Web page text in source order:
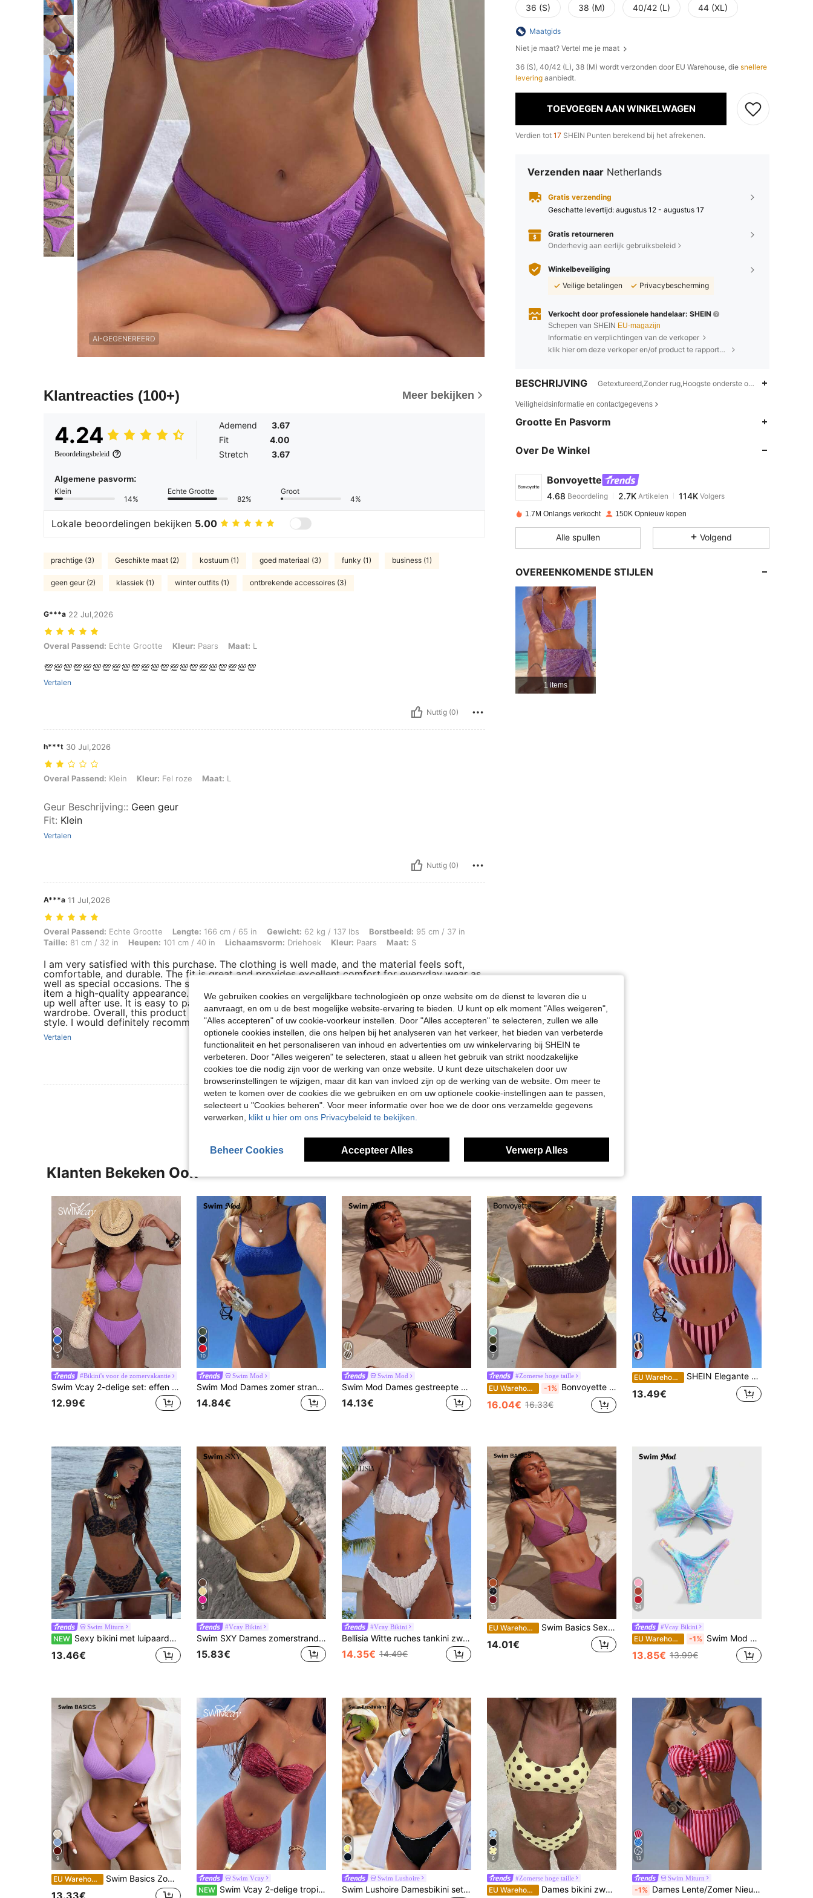
AI-GEGENEREERD
Klantreacties (100+) Meer bekijken
4.24
Beoordelingsbeleid
Ademend
3.67
Fit
4.00
Stretch
3.67
Algemene pasvorm:
Klein
14%
Echte Grootte
82%
Groot
4%
Lokale beoordelingen bekijken 5.00
prachtige (3) Geschikte maat (2) kostuum (1) goed materiaal (3) funky (1) business (1)
geen geur (2) klassiek (1) winter outfits (1) ontbrekende accessoires (3)
G***a 22 Jul,2026
Overal Passend: Echte Grootte, Kleur: Paars, Maat: L
Overal Passend: Echte Grootte Kleur: Paars Maat: L
💯💯💯💯💯💯💯💯💯💯💯💯💯💯💯💯💯💯💯💯💯💯
Vertalen
Nuttig (0)
h***t 30 Jul,2026
Overal Passend: Klein, Kleur: Fel roze, Maat: L
Overal Passend: Klein Kleur: Fel roze Maat: L
Geur Beschrijving:: Geen geur
Fit: Klein
Vertalen
Nuttig (0)
A***a 11 Jul,2026
Overal Passend: Echte Grootte, Lengte: 166 cm / 65 in, Gewicht: 62 kg / 137 lbs, Borstbeeld: 95 cm / 37 in, Taille: 81 cm / 32 in, Heupen: 101 cm / 40 in, Lichaamsvorm: Driehoek, Kleur: Paars, Maat: S
Overal Passend: Echte Grootte Lengte: 166 cm / 65 in Gewicht: 62 kg / 137 lbs Borstbeeld: 95 cm / 37 in
Taille: 81 cm / 32 in Heupen: 101 cm / 40 in Lichaamsvorm: Driehoek Kleur: Paars Maat: S
I am very satisfied with this purchase. The clothing is well made, and the material feels soft,
comfortable, and durable. The fit is great and provides excellent comfort for everyday wear as
well as special occasions. The stitching and overall craftsmanship are impressive, giving the
item a high-quality appearance. The color matches the photos perfectly, and the fabric holds
up well after use. It is easy to pair with different outfits, making it a versatile addition to any
wardrobe. Overall, this product exceeded my expectations in terms of quality, comfort, and
style. I would definitely recommend it to anyone looking for reliable and stylish clothing.
Vertalen
Nuttig (2)
Meer Beoordelingen Bekijken
36 (S) 38 (M) 40/42 (L) 44 (XL)
Maatgids
Niet je maat? Vertel me je maat
​36 (S), 40/42 (L), 38 (M) wordt verzonden door EU Warehouse, die snellere
levering aanbiedt.
TOEVOEGEN AAN WINKELWAGEN
Verdien tot 17 SHEIN Punten berekend bij het afrekenen.
Verzenden naar Netherlands
Gratis verzending
Geschatte levertijd: augustus 12 - augustus 17
Gratis retourneren
Onderhevig aan eerlijk gebruiksbeleid
Winkelbeveiliging
Veilige betalingen
Privacybescherming
Verkocht door professionele handelaar: SHEIN
Schepen van SHEIN EU-magazijn
Informatie en verplichtingen van de verkoper
klik hier om deze verkoper en/of product te rapporteren.
BESCHRIJVING Getextureerd,Zonder rug,Hoogste onderste omtrekpositie,Volle
Veiligheidsinformatie en contactgegevens
Grootte En Pasvorm
Over De Winkel
Bonvoyette
4.68
4.68 Beoordeling 2.7KArtikelen
m***lbetaalde1 dag geleden
4.68
4.68
4.68
1.7M Onlangs verkocht 150K Opnieuw kopen
Alle spullen Volgend
OVEREENKOMENDE STIJLEN
1 items
Klanten Bekeken Ook
5
#Bikini's voor de zomervakantie
Swim Vcay 2-delige set: effen bikinitop met spaghettibandjes, open voorkant en ronde decoratie, en een bikinibroekje met lage taille en driehoekige vorm, elegante badkleding set voor dames in vakantiestijl.
12.99€
10
Swim Mod
Swim Mod Dames zomer strand bikini set bestaande uit een effen kleur met spaghettibandjes en een driehoekig bikinibroekje.
14.84€
Swim Mod
Swim Mod Dames gestreepte gebreide jacquard stof fijne schouderband knoop casual vakantie schattige bikini set
14.13€
7
#Zomerse hoge taille
EU Warehouse -1% Bonvoyette Dames Lente/Zomer Bruine Gebreide Jacquard Bikini Set met Eén Schouder, Schelpvormige Golfrand en Metalen Decoratie, Elegant en Modieus
16.04€ 16.33€
EU Warehouse SHEIN Elegante vakantie bohemian roze gestreepte bikini set met verstelbare bandjes en V-hals 2-delige sets voor dames Alt 2580198 bikini's
13.49€
Swim Miturn
NEW Sexy bikini met luipaardprint en dikke schouderbandjes voor dames, 2-delige set, geschikt voor eilandvakantie en fotografie
13.46€
9
#Vcay Bikini
Swim SXY Dames zomerstrand effen kleur halternek strik sexy mode bikini tweedelig badpak set
15.83€
#Vcay Bikini
Bellisia Witte ruches tankini zwemkleding voor dames, zachte meisjesachtige bikini met spaghettibandjes, thermische zwemkleding voor strandvakantie in de lente
14.35€ 14.49€
13
EU Warehouse Swim Basics Sexy bikini set voor dames met metalen details, bestaande uit een bikinitopje en een bikinibroekje met plooien, perfect voor strand en vakantie.
14.01€
24
#Vcay Bikini
EU Warehouse -1% Swim Mod Visschubben print knoop voorkant zwemtop en zwembroek bikiniset zomerstrand
13.85€ 13.99€
9
EU Warehouse Swim Basics Zomerstrand Effen Hoog Uitgesneden Bikini Set Paarse Bikini Tweedelige Bikini
13.33€
Swim Vcay
NEW Swim Vcay 2-delige tropische schattige bikini voor dames met multi-kleurige print, bandeau top met afneembare bandjes en driehoekige bikini broekje, populaire strandvakantie casual elegante Valentijnsdag feest bikini set, elegante strandoutfit zwemkleding voor dames
Swim Lushoire
Swim Lushoire Damesbikini set in zwart met draadrand, geknoopt en met schattige ruches, witte bies, casual model, zomer
6
#Zomerse hoge taille
EU Warehouse Dames bikini zwemkleding, casual geprinte gestreepte polkadot driehoek bikini top, vakantie strandoutfit zomer
13
Swim Miturn
-1% Dames Lente/Zomer Nieuwe Gestreepte Bloemen Kant Strapless Bikini 2-Delige Set, Afneembare Band Vakantie, Resort Wear Strand, Vacationcore
We gebruiken cookies en vergelijkbare technologieën op onze website om de dienst te leveren die u
aanvraagt, en om u de best mogelijke website-ervaring te bieden. U kunt op elk moment "Alles weigeren",
"Alles accepteren" of uw cookie-voorkeur instellen. Door "Alles accepteren" te selecteren, zullen we alle
optionele cookies instellen, die ons helpen bij het analyseren van het verkeer, het bieden van verbeterde
functionaliteit en het personaliseren van inhoud en advertenties om uw winkelervaring bij SHEIN te
verbeteren. Door "Alles weigeren" te selecteren, staat u alleen het gebruik van strikt noodzakelijke
cookies toe die nodig zijn voor de werking van onze website. U kunt deze uitschakelen door uw
browserinstellingen te wijzigen, maar dit kan van invloed zijn op de werking van de website. Om meer te
weten te komen over de cookies die we gebruiken en om uw optionele cookie-instellingen aan te passen,
selecteert u "Cookies beheren". Voor meer informatie over hoe we de door ons verzamelde gegevens
verwerken, klikt u hier om ons Privacybeleid te bekijken.
Beheer Cookies Accepteer Alles Verwerp Alles